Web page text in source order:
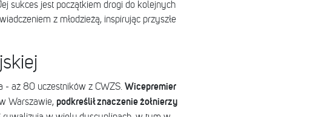
sukces jest początkiem drogi do kolejnych
z młodzieżą, inspirując przyszłe
- aż 80 uczestników z CWZS. Wicepremier
Warszawie, podkreślił znaczenie żołnierzy